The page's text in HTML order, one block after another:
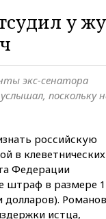
у
экс-сенатора
поскольку
российскую
в клеветнических
Федерации
штраф в размере
долларов).
истца,